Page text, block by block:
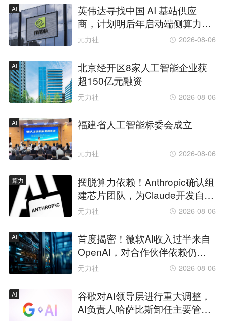
AI
英伟达寻找中国 AI 基站供应
商，计划明后年启动端侧算力组
网
元力社 2026-08-06
AI
北京经开区8家人工智能企业获
超150亿元融资
元力社 2026-08-06
AI 福建省人工智能标委会成立
元力社 2026-08-06
算力
摆脱算力依赖！Anthropic确认组
建芯片团队，为Claude开发自研
芯片
元力社 2026-08-06
AI
首度揭密！微软AI收入过半来自
OpenAI，对合作伙伴依赖仍较
高
元力社 2026-08-06
AI
谷歌对AI领导层进行重大调整，
AI负责人哈萨比斯卸任主要管理